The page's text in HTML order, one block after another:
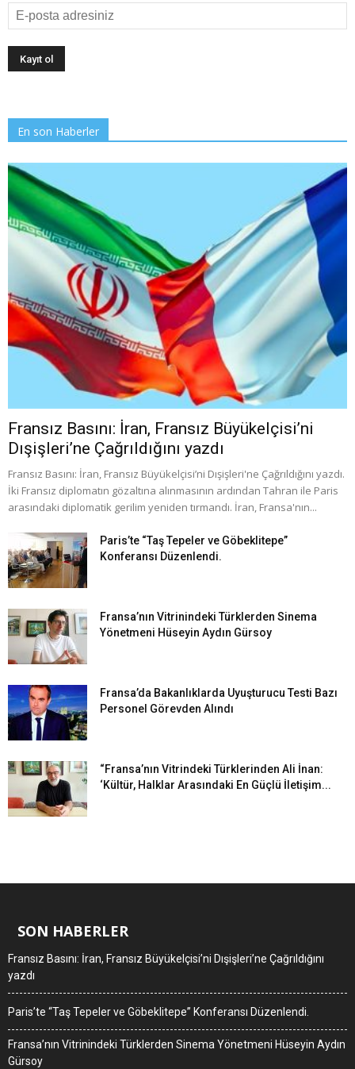
En son Haberler
Fransız Basını: İran, Fransız Büyükelçisi’ni
Dışişleri’ne Çağrıldığını yazdı
Fransız Basını: İran, Fransız Büyükelçisi’ni Dışişleri'ne Çağrıldığını yazdı.
İki Fransız diplomatın gözaltına alınmasının ardından Tahran ile Paris
arasındaki diplomatik gerilim yeniden tırmandı. İran, Fransa'nın...
Paris’te “Taş Tepeler ve Göbeklitepe”
Konferansı Düzenlendi.
Fransa’nın Vitrinindeki Türklerden Sinema
Yönetmeni Hüseyin Aydın Gürsoy
Fransa’da Bakanlıklarda Uyuşturucu Testi Bazı
Personel Görevden Alındı
“Fransa’nın Vitrindeki Türklerinden Ali İnan:
‘Kültür, Halklar Arasındaki En Güçlü İletişim...
SON HABERLER
Fransız Basını: İran, Fransız Büyükelçisi’ni Dışişleri’ne Çağrıldığını
yazdı
Paris’te “Taş Tepeler ve Göbeklitepe” Konferansı Düzenlendi.
Fransa’nın Vitrinindeki Türklerden Sinema Yönetmeni Hüseyin Aydın
Gürsoy